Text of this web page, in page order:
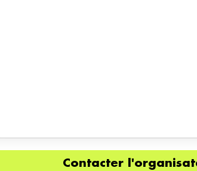
Contacter